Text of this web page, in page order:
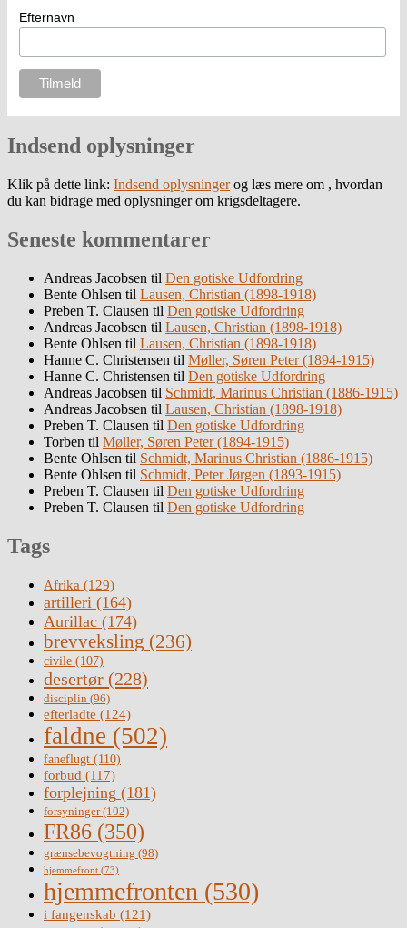
Efternavn
Indsend oplysninger
Klik på dette link: Indsend oplysningerog læs mere om , hvordan
du kan bidrage med oplysninger om krigsdeltagere.
Seneste kommentarer
Andreas Jacobsen til Den gotiske Udfordring
Bente Ohlsen til Lausen, Christian (1898-1918)
Preben T. Clausen til Den gotiske Udfordring
Andreas Jacobsen til Lausen, Christian (1898-1918)
Bente Ohlsen til Lausen, Christian (1898-1918)
Hanne C. Christensen til Møller, Søren Peter (1894-1915)
Hanne C. Christensen til Den gotiske Udfordring
Andreas Jacobsen til Schmidt, Marinus Christian (1886-1915)
Andreas Jacobsen til Lausen, Christian (1898-1918)
Preben T. Clausen til Den gotiske Udfordring
Torben til Møller, Søren Peter (1894-1915)
Bente Ohlsen til Schmidt, Marinus Christian (1886-1915)
Bente Ohlsen til Schmidt, Peter Jørgen (1893-1915)
Preben T. Clausen til Den gotiske Udfordring
Preben T. Clausen til Den gotiske Udfordring
Tags
Afrika (129)
artilleri (164)
Aurillac (174)
brevveksling (236)
civile (107)
desertør (228)
disciplin (96)
efterladte (124)
faldne (502)
faneflugt (110)
forbud (117)
forplejning (181)
forsyninger(102)
FR86 (350)
grænsebevogtning (98)
hjemmefront (73)
hjemmefronten (530)
i fangenskab (121)